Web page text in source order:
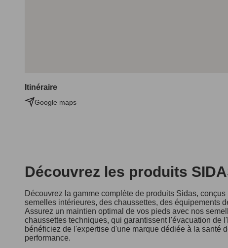
Itinéraire
Google maps
Découvrez les produits
Découvrez la gamme complète de produits Sidas,
semelles intérieures, des chaussettes, des équipements
Assurez un maintien optimal de vos pieds avec nos
chaussettes techniques, qui garantissent l'évacuation de
bénéficiez de l'expertise d'une marque dédiée à la santé
performance.